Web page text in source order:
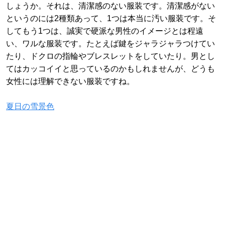
しょうか。それは、清潔感のない服装です。清潔感がない
というのには2種類あって、1つは本当に汚い服装です。そ
してもう1つは、誠実で硬派な男性のイメージとは程遠
い、ワルな服装です。たとえば鍵をジャラジャラつけてい
たり、ドクロの指輪やブレスレットをしていたり。男とし
てはカッコイイと思っているのかもしれませんが、どうも
女性には理解できない服装ですね。
夏日の雪景色